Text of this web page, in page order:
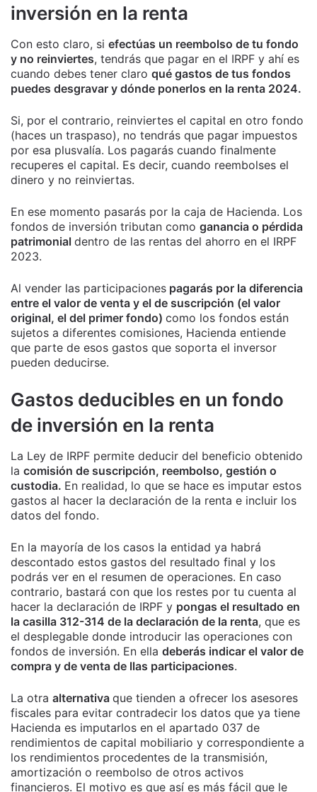
inversión en la renta
Con esto claro, si efectúas un reembolso de tu fondo
y no reinviertes, tendrás que pagar en el IRPF y ahí es
cuando debes tener claro qué gastos de tus fondos
puedes desgravar y dónde ponerlos en la renta 2024.
Si, por el contrario, reinviertes el capital en otro fondo
(haces un traspaso), no tendrás que pagar impuestos
por esa plusvalía. Los pagarás cuando finalmente
recuperes el capital. Es decir, cuando reembolses el
dinero y no reinviertas.
En ese momento pasarás por la caja de Hacienda. Los
fondos de inversión tributan como ganancia o pérdida
patrimonial dentro de las rentas del ahorro en el IRPF
2023.
Al vender las participaciones pagarás por la diferencia
entre el valor de venta y el de suscripción (el valor
original, el del primer fondo) como los fondos están
sujetos a diferentes comisiones, Hacienda entiende
que parte de esos gastos que soporta el inversor
pueden deducirse.
Gastos deducibles en un fondo
de inversión en la renta
La Ley de IRPF permite deducir del beneficio obtenido
la comisión de suscripción, reembolso, gestión o
custodia. En realidad, lo que se hace es imputar estos
gastos al hacer la declaración de la renta e incluir los
datos del fondo.
En la mayoría de los casos la entidad ya habrá
descontado estos gastos del resultado final y los
podrás ver en el resumen de operaciones. En caso
contrario, bastará con que los restes por tu cuenta al
hacer la declaración de IRPF y pongas el resultado en
la casilla 312-314 de la declaración de la renta, que es
el desplegable donde introducir las operaciones con
fondos de inversión. En ella deberás indicar el valor de
compra y de venta de llas participaciones.
La otra alternativa que tienden a ofrecer los asesores
fiscales para evitar contradecir los datos que ya tiene
Hacienda es imputarlos en el apartado 037 de
rendimientos de capital mobiliario y correspondiente a
los rendimientos procedentes de la transmisión,
amortización o reembolso de otros activos
financieros. El motivo es que así es más fácil que le